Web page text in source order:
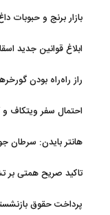
بازار برنج و حبوبات
راز راه‌راه بودن
احتمال سفر ویتکاف و
هانتر بایدن: سرطان
تاکید صریح همتی بر
پرداخت حقوق